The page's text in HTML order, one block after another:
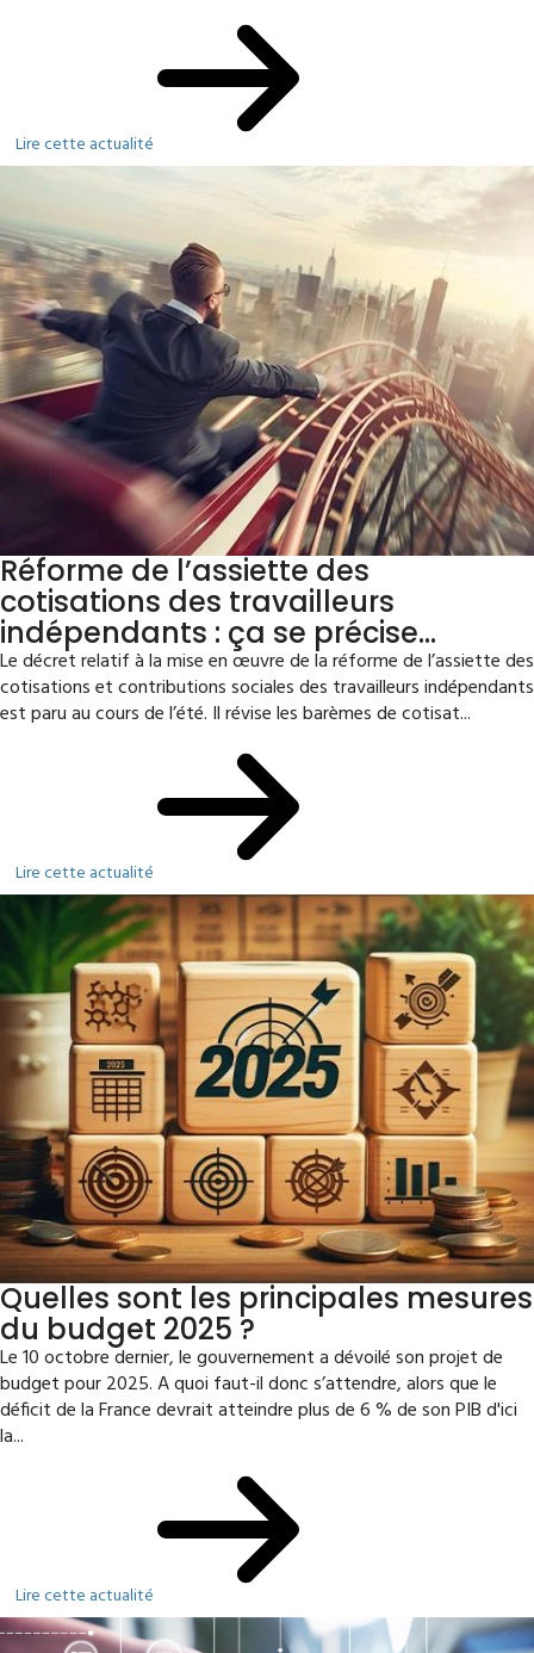
Lire cette actualité
Réforme de l’assiette des
cotisations des travailleurs
indépendants : ça se précise…
Le décret relatif à la mise en œuvre de la réforme de l’assiette des
cotisations et contributions sociales des travailleurs indépendants
est paru au cours de l’été. Il révise les barèmes de cotisat...
Lire cette actualité
Quelles sont les principales mesures
du budget 2025 ?
Le 10 octobre dernier, le gouvernement a dévoilé son projet de
budget pour 2025. A quoi faut-il donc s’attendre, alors que le
déficit de la France devrait atteindre plus de 6 % de son PIB d'ici
la...
Lire cette actualité